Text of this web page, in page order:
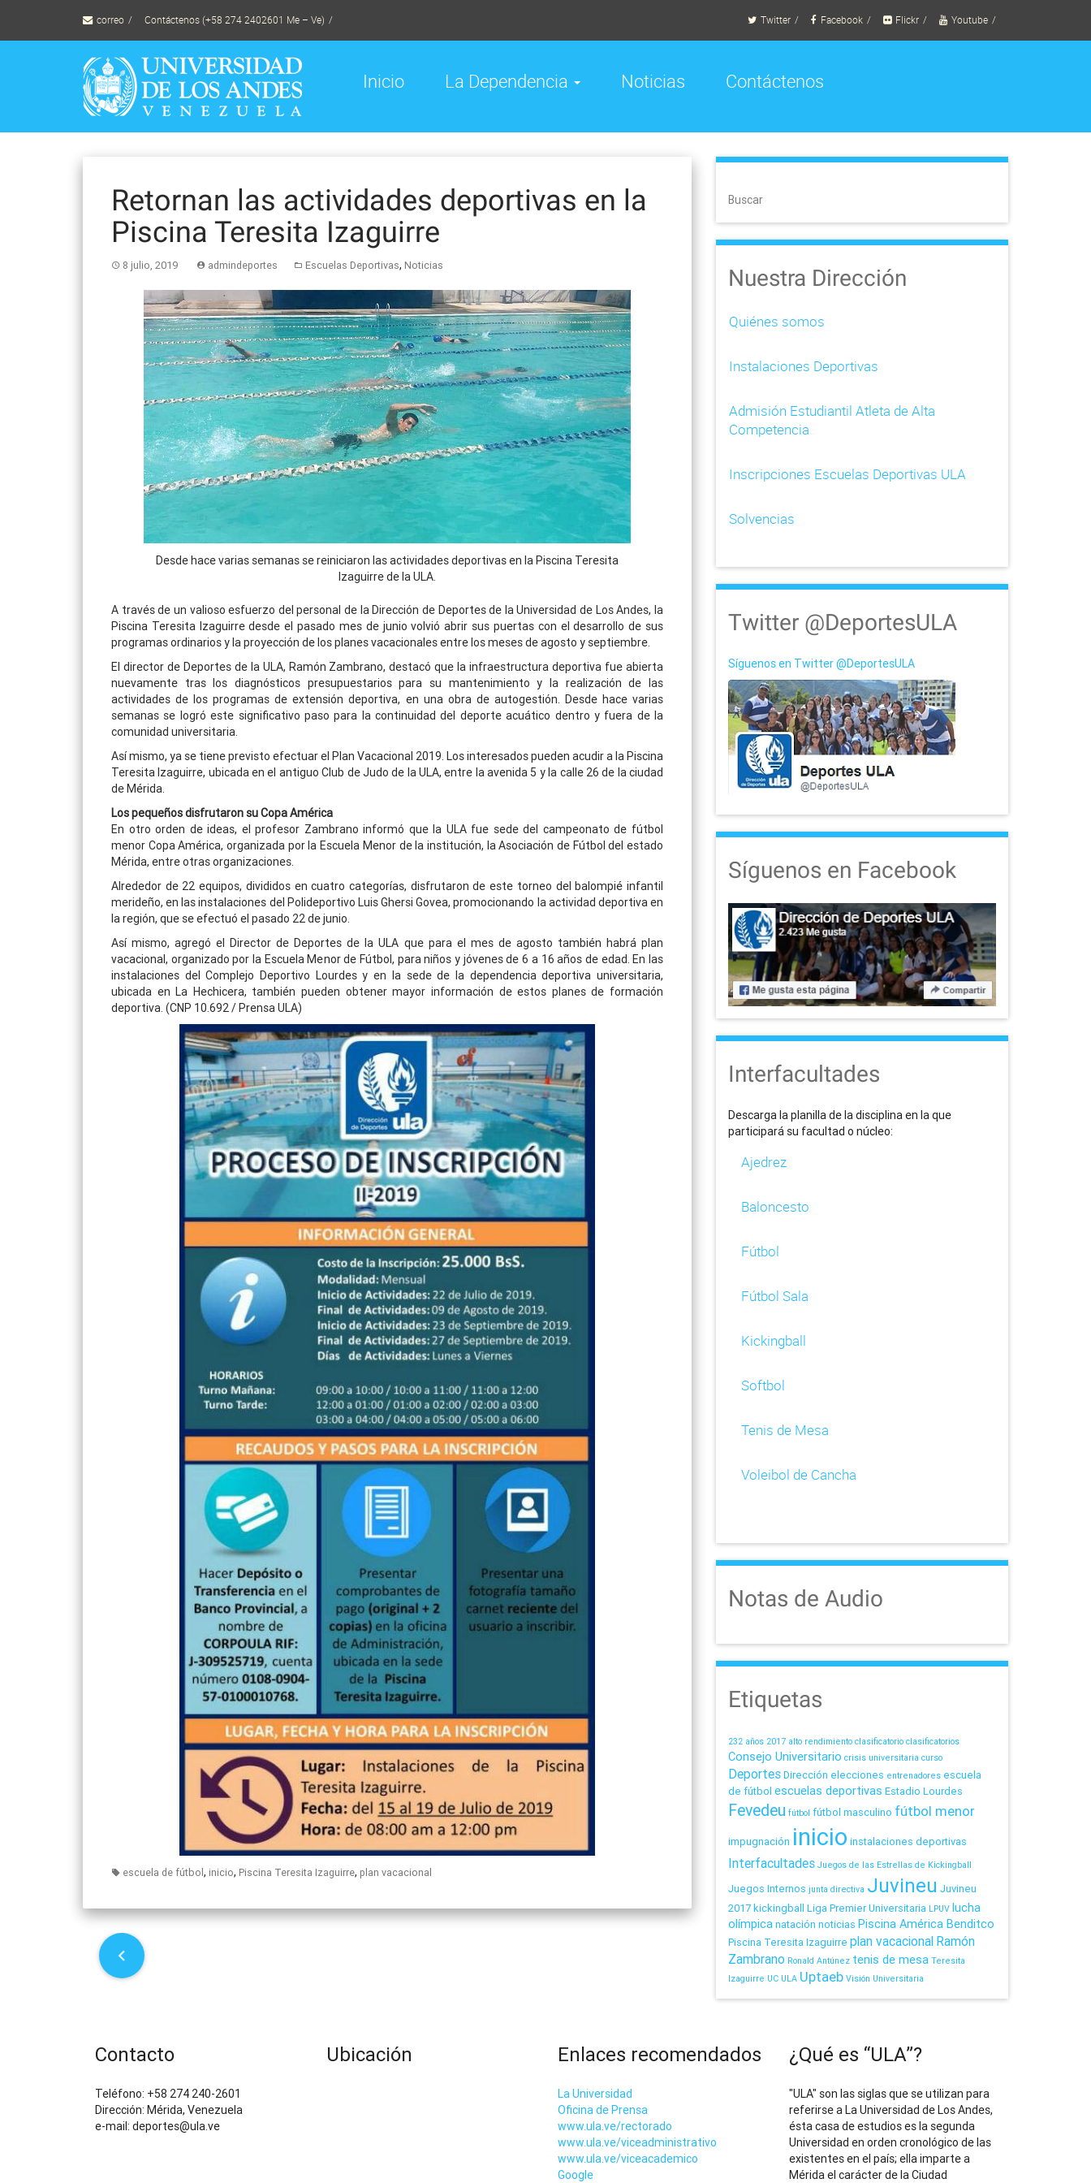
content
correo Contáctenos (+58 274 2402601 Me – Ve) Twitter Facebook Flickr Youtube
Inicio La Dependencia Noticias Contáctenos
Retornan las actividades deportivas en la
Piscina Teresita Izaguirre
8 julio, 2019 admindeportes Escuelas Deportivas, Noticias
Desde hace varias semanas se reiniciaron las actividades deportivas en la Piscina Teresita
Izaguirre de la ULA.
A través de un valioso esfuerzo del personal de la Dirección de Deportes de la Universidad de Los Andes, la
Piscina Teresita Izaguirre desde el pasado mes de junio volvió abrir sus puertas con el desarrollo de sus
programas ordinarios y la proyección de los planes vacacionales entre los meses de agosto y septiembre.
El director de Deportes de la ULA, Ramón Zambrano, destacó que la infraestructura deportiva fue abierta
nuevamente tras los diagnósticos presupuestarios para su mantenimiento y la realización de las
actividades de los programas de extensión deportiva, en una obra de autogestión. Desde hace varias
semanas se logró este significativo paso para la continuidad del deporte acuático dentro y fuera de la
comunidad universitaria.
Así mismo, ya se tiene previsto efectuar el Plan Vacacional 2019. Los interesados pueden acudir a la Piscina
Teresita Izaguirre, ubicada en el antiguo Club de Judo de la ULA, entre la avenida 5 y la calle 26 de la ciudad
de Mérida.
Los pequeños disfrutaron su Copa América
En otro orden de ideas, el profesor Zambrano informó que la ULA fue sede del campeonato de fútbol
menor Copa América, organizada por la Escuela Menor de la institución, la Asociación de Fútbol del estado
Mérida, entre otras organizaciones.
Alrededor de 22 equipos, divididos en cuatro categorías, disfrutaron de este torneo del balompié infantil
merideño, en las instalaciones del Polideportivo Luis Ghersi Govea, promocionando la actividad deportiva en
la región, que se efectuó el pasado 22 de junio.
Así mismo, agregó el Director de Deportes de la ULA que para el mes de agosto también habrá plan
vacacional, organizado por la Escuela Menor de Fútbol, para niños y jóvenes de 6 a 16 años de edad. En las
instalaciones del Complejo Deportivo Lourdes y en la sede de la dependencia deportiva universitaria,
ubicada en La Hechicera, también pueden obtener mayor información de estos planes de formación
deportiva. (CNP 10.692 / Prensa ULA)
escuela de fútbol, inicio, Piscina Teresita Izaguirre, plan vacacional
P
n
a
Buscar
Nuestra Dirección
Quiénes somos
Instalaciones Deportivas
Admisión Estudiantil Atleta de Alta
Competencia
Inscripciones Escuelas Deportivas ULA
Solvencias
Twitter @DeportesULA
Síguenos en Twitter @DeportesULA
Síguenos en Facebook
Interfacultades
Descarga la planilla de la disciplina en la que
participará su facultad o núcleo:
Ajedrez
Baloncesto
Fútbol
Fútbol Sala
Kickingball
Softbol
Tenis de Mesa
Voleibol de Cancha
Notas de Audio
Etiquetas
232 años 2017 alto rendimiento clasificatorio clasificatorios
Consejo Universitario crisis universitaria curso
DeportesDirección elecciones entrenadores escuela
de fútbol escuelas deportivas Estadio Lourdes
Fevedeu fútbol fútbol masculino fútbol menor
impugnación inicio instalaciones deportivas
Interfacultades Juegos de las Estrellas de Kickingball
Juegos Internos junta directiva Juvineu Juvineu
2017kickingball Liga Premier Universitaria LPUV lucha
olímpicanatación noticias Piscina América Benditco
Piscina Teresita Izaguirre plan vacacional Ramón
Zambrano Ronald Antúnez tenis de mesa Teresita
Izaguirre UC ULA Uptaeb Visión Universitaria
Contacto
Teléfono: +58 274 240-2601
Dirección: Mérida, Venezuela
e-mail: deportes@ula.ve
Ubicación Enlaces recomendados
La Universidad
Oficina de Prensa
www.ula.ve/rectorado
www.ula.ve/viceadministrativo
www.ula.ve/viceacademico
Google
¿Qué es “ULA”?
"ULA" son las siglas que se utilizan para
referirse a La Universidad de Los Andes,
ésta casa de estudios es la segunda
Universidad en orden cronológico de las
existentes en el país; ella imparte a
Mérida el carácter de la Ciudad